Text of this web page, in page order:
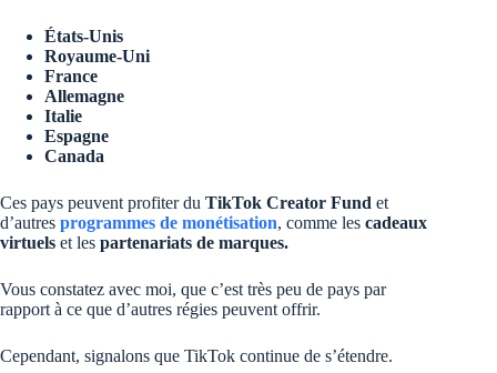
États-Unis
Royaume-Uni
France
Allemagne
Italie
Espagne
Canada
Ces pays peuvent profiter du TikTok Creator Fund et
d’autres programmes de monétisation, comme les cadeaux
virtuels et les partenariats de marques.
Vous constatez avec moi, que c’est très peu de pays par
rapport à ce que d’autres régies peuvent offrir.
Cependant, signalons que TikTok continue de s’étendre.